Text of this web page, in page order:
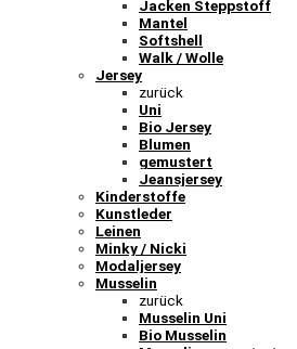
Jacken Steppstoff
Mantel
Softshell
Walk / Wolle
Jersey
zurück
Uni
Bio Jersey
Blumen
gemustert
Jeansjersey
Kinderstoffe
Kunstleder
Leinen
Minky / Nicki
Modaljersey
Musselin
zurück
Musselin Uni
Bio Musselin